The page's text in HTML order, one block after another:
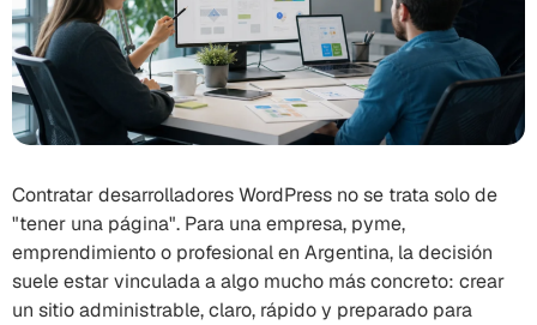
Contratar desarrolladores WordPress no se trata solo de
"tener una página". Para una empresa, pyme,
emprendimiento o profesional en Argentina, la decisión
suele estar vinculada a algo mucho más concreto: crear
un sitio administrable, claro, rápido y preparado para